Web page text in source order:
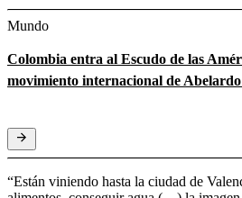
Mundo
Colombia entra al Escudo de las
movimiento internacional de
“Están viniendo hasta la ciudad de